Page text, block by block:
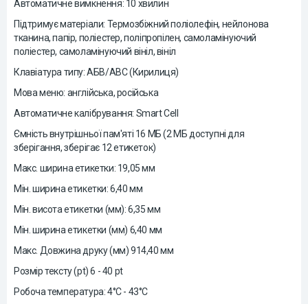
Автоматичне вимкнення: 10 хвилин
Підтримує матеріали: Термозбіжний поліолефін, нейлонова
тканина, папір, поліестер, поліпропілен, самоламінуючий
поліестер, самоламінуючий вініл, вініл
Клавіатура типу: АБВ/ABC (Кирилиця)
Мова меню: англійська, російська
Автоматичне калібрування: Smart Cell
Ємність внутрішньої пам'яті 16 МБ (2 МБ доступні для
зберігання, зберігає 12 етикеток)
Макс. ширина етикетки: 19,05 мм
Мін. ширина етикетки: 6,40 мм
Мін. висота етикетки (мм): 6,35 мм
Мін. ширина етикетки (мм) 6,40 мм
Макс. Довжина друку (мм) 914,40 мм
Розмір тексту (pt) 6 - 40 pt
Робоча температура: 4°C - 43°C